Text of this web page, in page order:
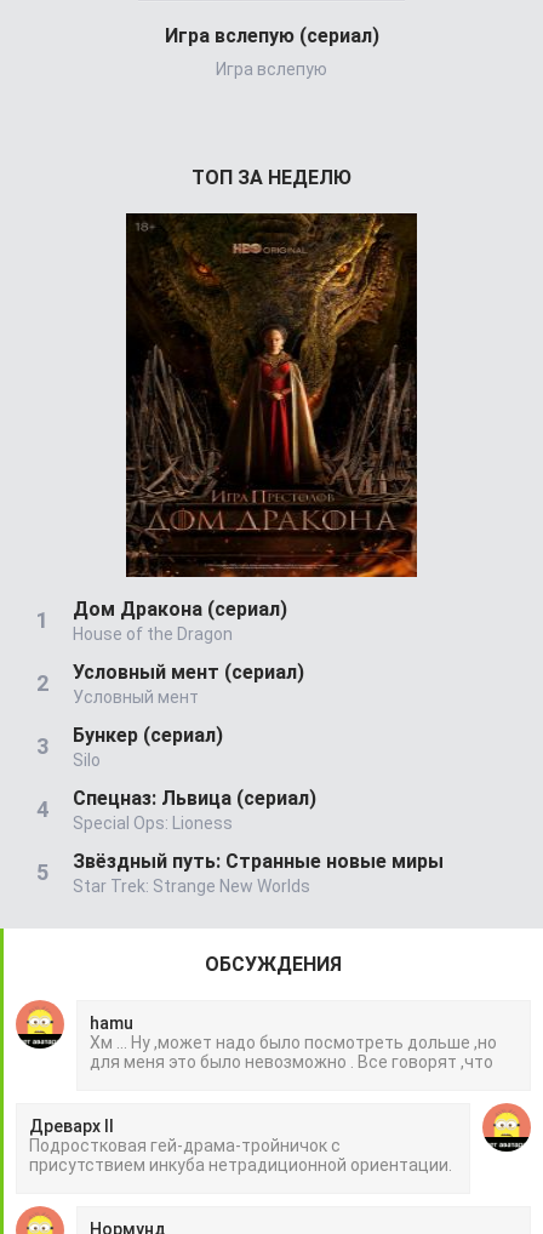
Игра вслепую (сериал)
Игра вслепую
ТОП ЗА НЕДЕЛЮ
Дом Дракона (сериал)
House of the Dragon
Условный мент (сериал)
Условный мент
Бункер (сериал)
Silo
Спецназ: Львица (сериал)
Special Ops: Lioness
Звёздный путь: Странные новые миры
Star Trek: Strange New Worlds
ОБСУЖДЕНИЯ
hamu
Хм ... Ну ,может надо было посмотреть дольше ,но
для меня это было невозможно . Все говорят ,что
Древарх II
Подростковая гей-драма-тройничок с
присутствием инкуба нетрадиционной ориентации.
Нормунд